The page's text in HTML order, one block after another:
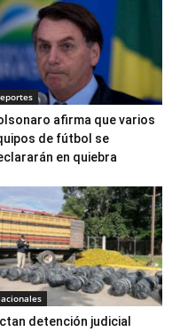
afirma que varios
de fútbol se
en quiebra
detención judicial